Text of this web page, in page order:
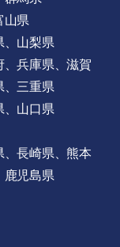
山県
、山梨県
、兵庫県、滋賀
、三重県
、山口県
、長崎県、熊本
鹿児島県